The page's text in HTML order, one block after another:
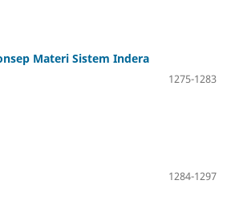
Materi Sistem Indera
1275-1283
1284-1297